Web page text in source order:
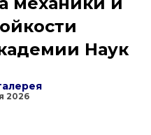
Наук
2026